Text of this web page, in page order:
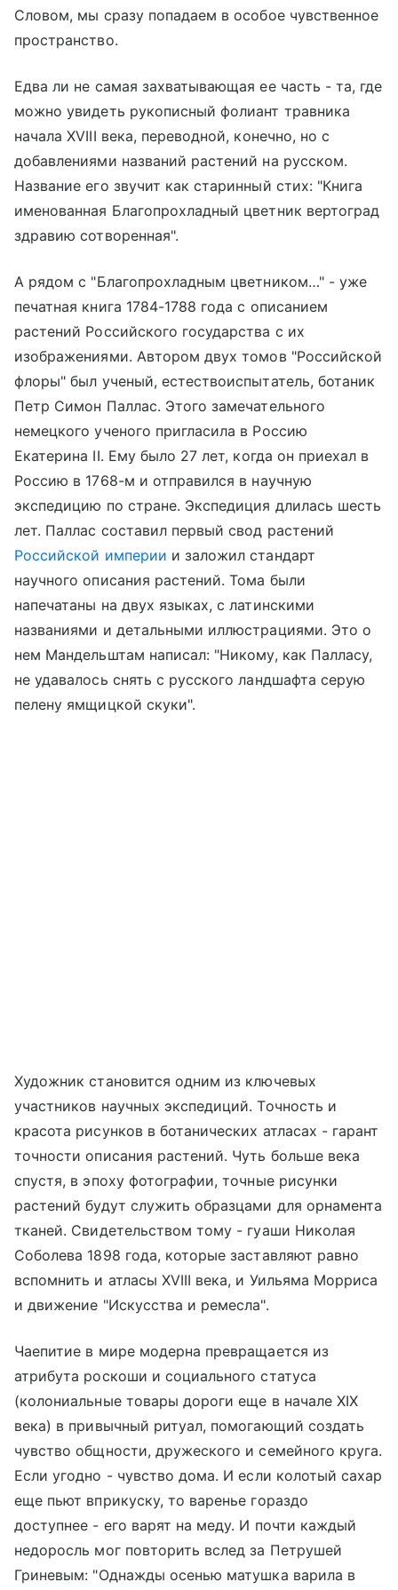
Словом, мы сразу попадаем в особое чувственное
пространство.
Едва ли не самая захватывающая ее часть - та, где
можно увидеть рукописный фолиант травника
начала XVIII века, переводной, конечно, но с
добавлениями названий растений на русском.
Название его звучит как старинный стих: "Книга
именованная Благопрохладный цветник вертоград
здравию сотворенная".
А рядом с "Благопрохладным цветником…" - уже
печатная книга 1784-1788 года с описанием
растений Российского государства с их
изображениями. Автором двух томов "Российской
флоры" был ученый, естествоиспытатель, ботаник
Петр Симон Паллас. Этого замечательного
немецкого ученого пригласила в Россию
Екатерина II. Ему было 27 лет, когда он приехал в
Россию в 1768-м и отправился в научную
экспедицию по стране. Экспедиция длилась шесть
лет. Паллас составил первый свод растений
Российской империи и заложил стандарт
научного описания растений. Тома были
напечатаны на двух языках, с латинскими
названиями и детальными иллюстрациями. Это о
нем Мандельштам написал: "Никому, как Палласу,
не удавалось снять с русского ландшафта серую
пелену ямщицкой скуки".
Художник становится одним из ключевых
участников научных экспедиций. Точность и
красота рисунков в ботанических атласах - гарант
точности описания растений. Чуть больше века
спустя, в эпоху фотографии, точные рисунки
растений будут служить образцами для орнамента
тканей. Свидетельством тому - гуаши Николая
Соболева 1898 года, которые заставляют равно
вспомнить и атласы XVIII века, и Уильяма Морриса
и движение "Искусства и ремесла".
Чаепитие в мире модерна превращается из
атрибута роскоши и социального статуса
(колониальные товары дороги еще в начале XIX
века) в привычный ритуал, помогающий создать
чувство общности, дружеского и семейного круга.
Если угодно - чувство дома. И если колотый сахар
еще пьют вприкуску, то варенье гораздо
доступнее - его варят на меду. И почти каждый
недоросль мог повторить вслед за Петрушей
Гриневым: "Однажды осенью матушка варила в